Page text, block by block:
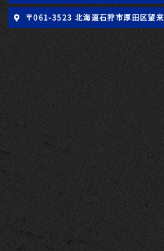
〒061-3523 北海道石狩市厚田区望来